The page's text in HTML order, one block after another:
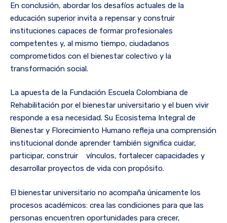
En conclusión, abordar los desafíos actuales de la
educación superior invita a repensar y construir
instituciones capaces de formar profesionales
competentes y, al mismo tiempo, ciudadanos
comprometidos con el bienestar colectivo y la
transformación social.
La apuesta de la Fundación Escuela Colombiana de
Rehabilitación por el bienestar universitario y el buen vivir
responde a esa necesidad. Su Ecosistema Integral de
Bienestar y Florecimiento Humano refleja una comprensión
institucional donde aprender también significa cuidar,
participar, construir vínculos, fortalecer capacidades y
desarrollar proyectos de vida con propósito.
El bienestar universitario no acompaña únicamente los
procesos académicos: crea las condiciones para que las
personas encuentren oportunidades para crecer,